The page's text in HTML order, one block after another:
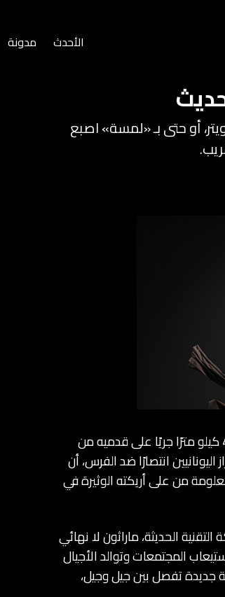
الأحدث مدونة
على فيس بوك، و140 حرفًا على تويتر، أو حتى بـ «لمسة» اصبع
لم يكن في بال «فيديبيدس» في 490 قبل الميلاد وهو يقطع مسافة 42 كيلو مترًا جريًا على قدميه من
انتصارًا ضد الفرس، أن
من على أريكته الوثيرة في
الحديثة، ماراثون لا نهائي
المجتمعات وتوالد الأجيال
جديدة تفصل بين جيل وجيل،